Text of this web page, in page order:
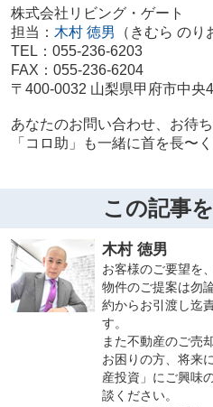
株式会社リビング・ゲート
担当： 木村 徳男
（きむら のり
TEL：055-236-6203
FAX：055-236-6204
〒400-0032 山梨県甲府市中央
あなたのお問い合わせ、お待ち
「コロ助」も一緒に首を長〜
この記事
木村 徳男
お客様のご要望を
物件のご提案は勿
約からお引渡し迄
す。
また不動産のご売
お困りの方、将来
産投資」にご興味
談ください。